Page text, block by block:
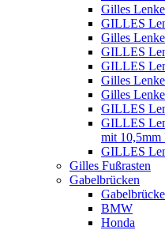
Gilles
GILLES
Gilles
GILLES
GILLES
Gilles
Gilles
GILLES
GILLES
mit 10,5mm
GILLES
Gilles Fußrasten
Gabelbrücken
BMW
Honda